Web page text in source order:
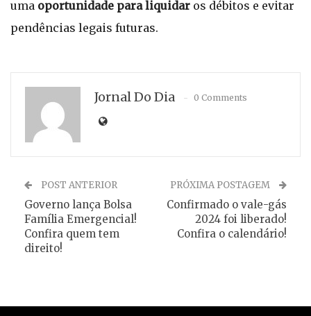
uma oportunidade para liquidar os débitos e evitar
pendências legais futuras.
Jornal Do Dia 0 Comments
POST ANTERIOR
Governo lança Bolsa
Família Emergencial!
Confira quem tem
direito!
PRÓXIMA POSTAGEM
Confirmado o vale-gás
2024 foi liberado!
Confira o calendário!